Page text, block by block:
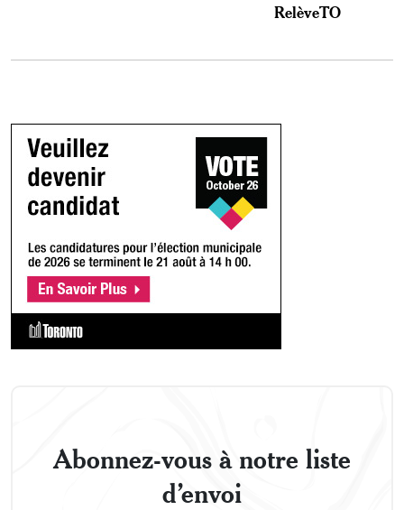
RelèveTO
Abonnez-vous à notre liste
d’envoi